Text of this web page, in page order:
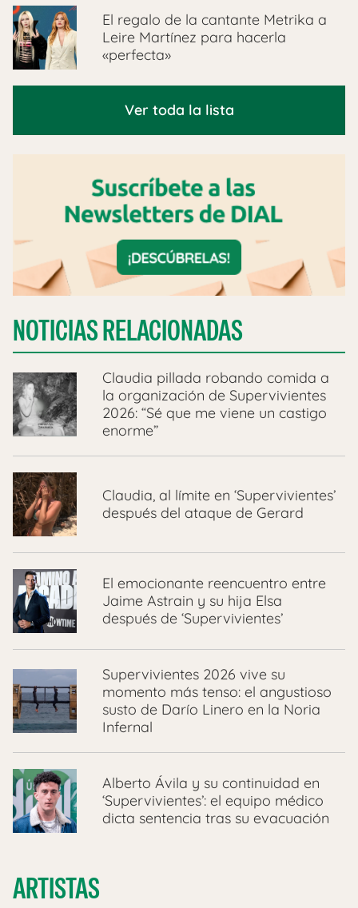
El regalo de la cantante Metrika a
Leire Martínez para hacerla
«perfecta»
Ver toda la lista
NOTICIAS RELACIONADAS
Claudia pillada robando comida a
la organización de Supervivientes
2026: “Sé que me viene un castigo
enorme”
Claudia, al límite en ‘Supervivientes’
después del ataque de Gerard
El emocionante reencuentro entre
Jaime Astrain y su hija Elsa
después de ‘Supervivientes’
Supervivientes 2026 vive su
momento más tenso: el angustioso
susto de Darío Linero en la Noria
Infernal
Alberto Ávila y su continuidad en
‘Supervivientes’: el equipo médico
dicta sentencia tras su evacuación
ARTISTAS